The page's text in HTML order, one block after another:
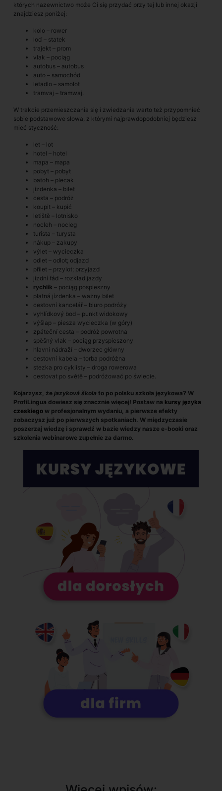
których nazewnictwo może Ci się przydać przy tej lub innej okazji
znajdziesz poniżej:
kolo – rower
loď – statek
trajekt – prom
vlak – pociąg
autobus – autobus
auto – samochód
letadlo – samolot
tramvaj – tramwaj.
W trakcie przemieszczania się i zwiedzania warto też przypomnieć
sobie podstawowe słowa, z którymi najprawdopodobniej będziesz
mieć styczność:
let – lot
hotel – hotel
mapa – mapa
pobyt – pobyt
batoh – plecak
jízdenka – bilet
cesta – podróż
koupit – kupić
letiště – lotnisko
nocleh – nocleg
turista – turysta
nákup – zakupy
výlet – wycieczka
odlet – odlot; odjazd
přílet – przylot; przyjazd
jízdní řád – rozkład jazdy
rychlík – pociąg pospieszny
platná jízdenka – ważny bilet
cestovní kancelář – biuro podróży
vyhlídkový bod – punkt widokowy
výšlap – piesza wycieczka (w góry)
zpáteční cesta – podróż powrotna
spěšný vlak – pociąg przyspieszony
hlavní nádraží – dworzec główny
cestovní kabela – torba podróżna
stezka pro cyklisty – droga rowerowa
cestovat po světě – podróżować po świecie.
Kojarzysz, że jazyková škola to po polsku szkoła językowa? W
ProfiLingua dowiesz się znacznie więcej! Postaw na kursy języka
czeskiego w profesjonalnym wydaniu, a pierwsze efekty
zobaczysz już po pierwszych spotkaniach. W międzyczasie
poszerzaj wiedzę i sprawdź w bazie wiedzy nasze e-booki oraz
szkolenia webinarowe zupełnie za darmo.